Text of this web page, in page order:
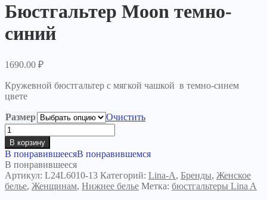
Бюстгальтер Moon темно-
синий
1690.00 ₽
Кружевной бюстгальтер с мягкой чашкой в темно-синем
цвете
Размер
Очистить
Количество
товара
Бюстгальтер
Moon
темно-
синий
В корзину
В понравившеесяВ понравившемся
В понравившееся
Артикул: L24L6010-13 Категорий: Lina-A, Бренды, Женское
белье, Женщинам, Нижнее белье Метка: бюстгальтеры Lina A